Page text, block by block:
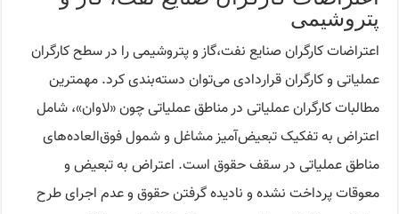
پتروشیمی
اعتراضات کارگران صنایع نفت،گاز و پتروشیمی را در سطح کارگران
عملیاتی و کارگران قراردادی می‌توان دسته‌بندی کرد. مهمترین
مطالبات کارگران عملیاتی در مناطق عملیاتی چون «لاوان»، شامل
اعتراض به تفکیک تبعیض‌آمیز مشاغل و شمول فوق‌العاده‌های
مناطق عملیاتی در سقف حقوق است. اعتراض به تبعیض و
معوقات پرداخت نشده و نادیده گرفتن حقوق و عدم اجرای طرح